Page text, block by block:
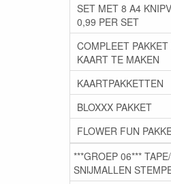
SET MET 8 A4
0,99 PER SET
COMPLEET PAKKET
KAART TE MAKEN
KAARTPAKKETTEN
BLOXXX PAKKET
FLOWER FUN
***GROEP 06***
SNIJMALLEN